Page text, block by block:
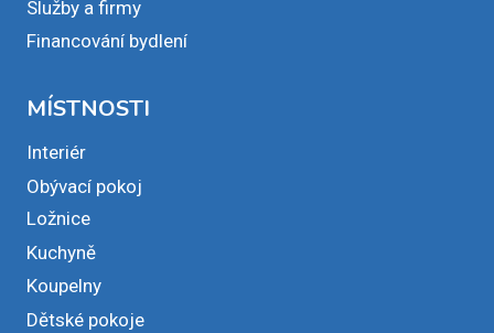
Služby a firmy
Financování bydlení
MÍSTNOSTI
Interiér
Obývací pokoj
Ložnice
Kuchyně
Koupelny
Dětské pokoje